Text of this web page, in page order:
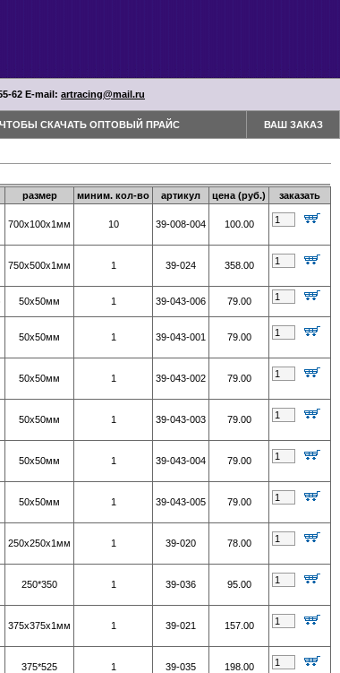
62 Е-mail: artracing@mail.ru
СКАЧАТЬ ОПТОВЫЙ ПРАЙС ВАШ ЗАКАЗ
размер миним. кол-во артикул цена (руб.) заказать
700х100х1мм 10 39-008-004 100.00
750х500х1мм 1 39-024 358.00
50х50мм 1 39-043-006 79.00
50х50мм 1 39-043-001 79.00
50х50мм 1 39-043-002 79.00
50х50мм 1 39-043-003 79.00
50х50мм 1 39-043-004 79.00
50х50мм 1 39-043-005 79.00
250х250х1мм 1 39-020 78.00
250*350 1 39-036 95.00
375х375х1мм 1 39-021 157.00
375*525 1 39-035 198.00